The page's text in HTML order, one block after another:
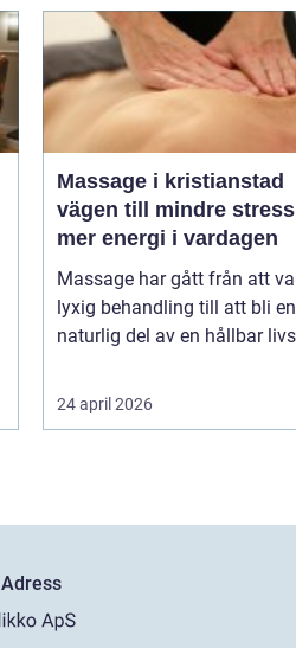
Massage i kristianstad
vägen till mindre
mer energi i vardagen
Massage har gått från att
lyxig behandling till att bli en
naturlig del av en hållbar
24 april 2026
Adress